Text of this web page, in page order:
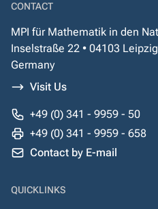
CONTACT
MPI für Mathematik in den
Inselstraße 22 • 04103 Leipzig
Germany
Visit Us
+49 (0) 341 - 9959 - 50
+49 (0) 341 - 9959 - 658
Contact by E-mail
QUICKLINKS